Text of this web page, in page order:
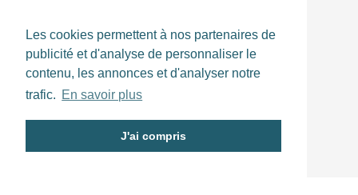
Les cookies permettent à nos partenaires de
publicité et d'analyse de personnaliser le
contenu, les annonces et d'analyser notre
trafic. En savoir plus
J'ai compris